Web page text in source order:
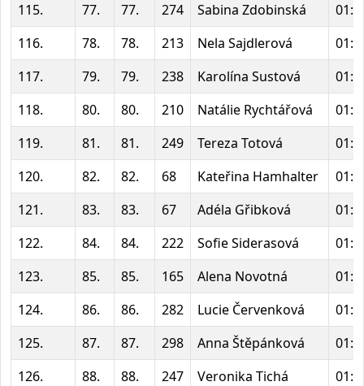
115.
77. 77. 274 Sabina Zdobinská
116.
78. 78. 213 Nela Sajdlerová
117.
79. 79. 238 Karolína Sustová
118.
80. 80. 210 Natálie Rychtářová
119.
81. 81. 249 Tereza Totová
120.
82. 82. 68 Kateřina Hamhalter
121.
83. 83. 67 Adéla Gřibková
122.
84. 84. 222 Sofie Siderasová
123.
85. 85. 165 Alena Novotná
124.
86. 86. 282 Lucie Červenková
125.
87. 87. 298 Anna Štěpánková
126.
88. 88. 247 Veronika Tichá